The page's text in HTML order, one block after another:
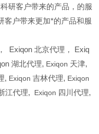
研客户带来的产品，的服
客户带来更加*的产品和服
Exiqon 北京代理， Exiq
湖北代理, Exiqon 天津,
, Exiqon吉林代理, Exiqon
江代理, Exiqon 四川代理,